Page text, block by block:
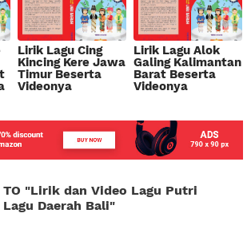
Lirik Lagu Cing
Kincing Kere Jawa
Timur Beserta
Videonya
Lirik Lagu Alok
Galing Kalimantan
Barat Beserta
Videonya
TO "Lirik dan Video Lagu Putri
Daerah Bali"